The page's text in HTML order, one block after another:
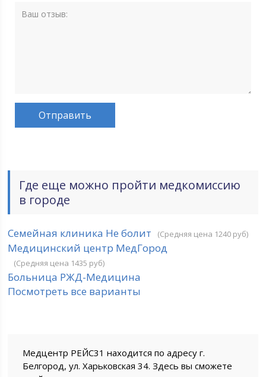
Где еще можно пройти медкомиссию
в городе
Семейная клиника Не болит (Средняя цена 1240 руб)
Медицинский центр МедГород
(Средняя цена 1435 руб)
Больница РЖД-Медицина
Посмотреть все варианты
Медцентр РЕЙС31 находится по адресу г.
Белгород, ул. Харьковская 34. Здесь вы сможете